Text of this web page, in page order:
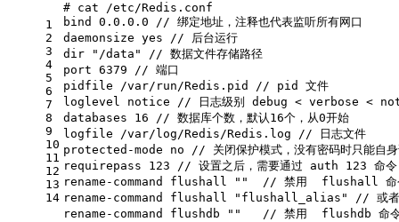
1
2
3
4
5
6
7
8
9
10
11
12
13
14
# cat /etc/Redis.conf
bind 0.0.0.0 // 绑定地址，注释也代表监听所有网口
daemonsize yes // 后台运行
dir "/data" // 数据文件存储路径
port 6379 // 端口
pidfile /var/run/Redis.pid // pid 文件
loglevel notice // 日志级别 debug < verbose <
databases 16 // 数据库个数，默认16个，从0开始
logfile /var/log/Redis/Redis.log // 日志文件
protected-mode no // 关闭保护模式，没有密码时只能自身
requirepass 123 // 设置之后，需要通过 auth 123 命令
rename-command flushall ""  // 禁用  flushall 命令
rename-command flushall "flushall_alias" // 或者
rename-command flushdb ""   // 禁用  flushdb 命令，